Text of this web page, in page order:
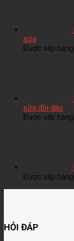
sữa
Được xếp hạng
sữa dồi dào
Được xếp hạng
Được xếp hạng
HỎI ĐÁP